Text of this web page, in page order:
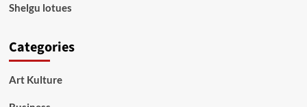
Shelgu lotues
Categories
Art Kulture